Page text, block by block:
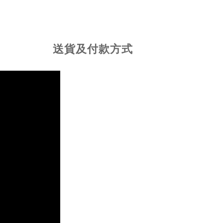
送貨及付款方式